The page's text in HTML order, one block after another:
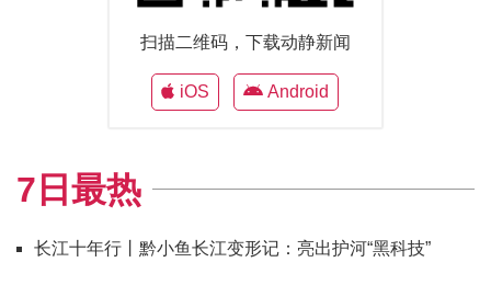
扫描二维码，下载动静新闻
iOS Android
7日最热
长江十年行丨黔小鱼长江变形记：亮出护河“黑科技”